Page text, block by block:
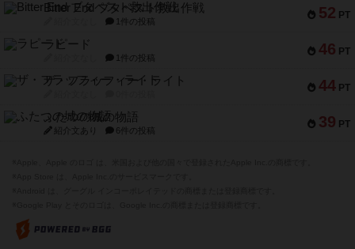
52 PT
Bitter End ブタペスト救出作戦
1件の投稿
46 PT
ラピード
1件の投稿
44 PT
ザ・フラッフィー・ライト
39 PT
ふたつの城の物語
紹介文あり 6件の投稿